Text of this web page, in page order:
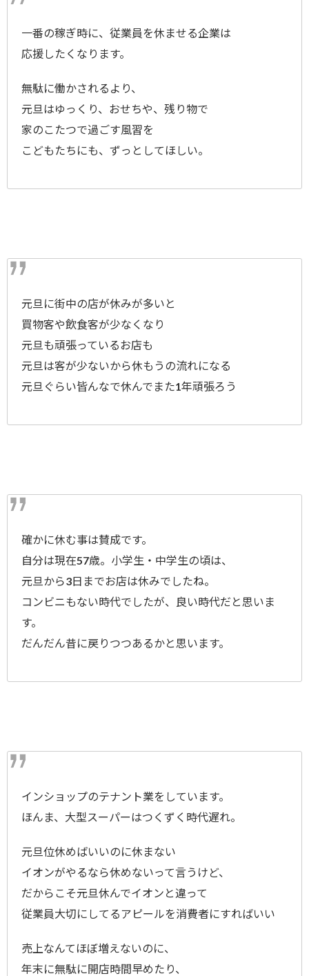
一番の稼ぎ時に、従業員を休ませる企業は
応援したくなります。
無駄に働かされるより、
元旦はゆっくり、おせちや、残り物で
家のこたつで過ごす風習を
こどもたちにも、ずっとしてほしい。
元旦に街中の店が休みが多いと
買物客や飲食客が少なくなり
元旦も頑張っているお店も
元旦は客が少ないから休もうの流れになる
元旦ぐらい皆んなで休んでまた1年頑張ろう
確かに休む事は賛成です。
自分は現在57歳。小学生・中学生の頃は、
元旦から3日までお店は休みでしたね。
コンビニもない時代でしたが、良い時代だと思いま
す。
だんだん昔に戻りつつあるかと思います。
インショップのテナント業をしています。
ほんま、大型スーパーはつくずく時代遅れ。
元旦位休めばいいのに休まない
イオンがやるなら休めないって言うけど、
だからこそ元旦休んでイオンと違って
従業員大切にしてるアピールを消費者にすればいい
売上なんてほぼ増えないのに、
年末に無駄に開店時間早めたり、